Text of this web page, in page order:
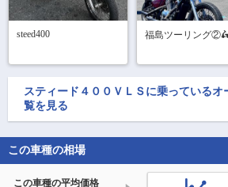
steed400 福島ツーリング
スティード４００ＶＬＳ に乗っているオ
覧を見る
この車種の相場
この車種の平均価格